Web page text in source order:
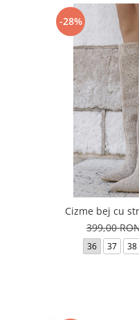
-28%
Cizme bej cu
399,00
36 37 38